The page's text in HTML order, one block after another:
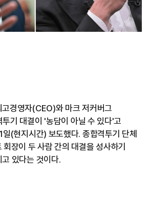
경영자(CEO)와 마크 저커버그
기 대결이 '농담이 아닐 수 있다'고
(현지시간) 보도했다. 종합격투기 단체
장이 두 사람 간의 대결을 성사하기
있다는 것이다.